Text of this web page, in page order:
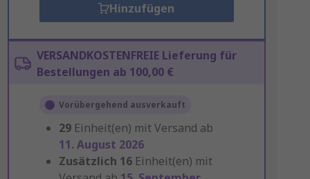
Hinzufügen
VERSANDKOSTENFREIE Lieferung für
Bestellungen ab 100,00 €
Vorübergehend ausverkauft
29 Einheit(en) mit Versand ab
11. August 2026
Zusätzlich 16 Einheit(en) mit